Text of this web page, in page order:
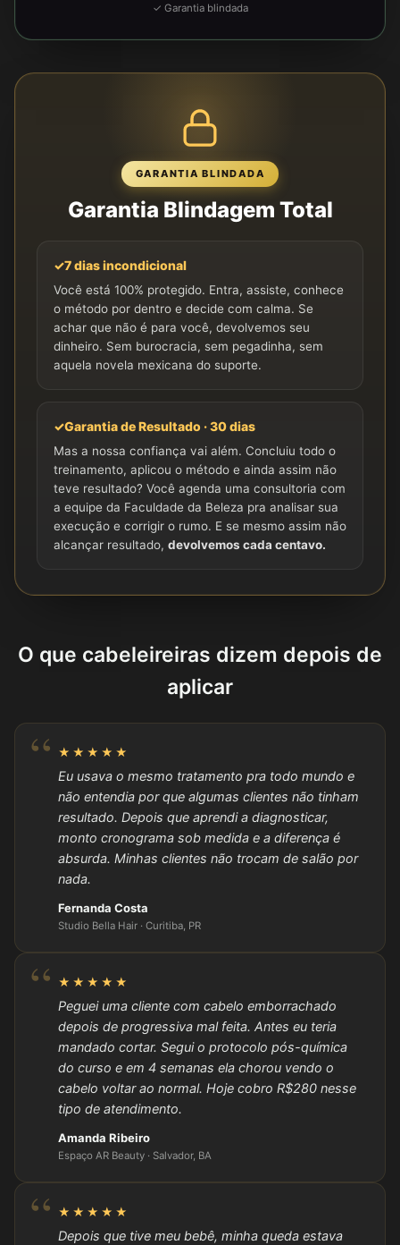
✓ Garantia blindada
GARANTIA BLINDADA
Garantia Blindagem Total
✓7 dias incondicional
Você está 100% protegido. Entra, assiste, conhece
o método por dentro e decide com calma. Se
achar que não é para você, devolvemos seu
dinheiro. Sem burocracia, sem pegadinha, sem
aquela novela mexicana do suporte.
✓Garantia de Resultado · 30 dias
Mas a nossa confiança vai além. Concluiu todo o
treinamento, aplicou o método e ainda assim não
teve resultado? Você agenda uma consultoria com
a equipe da Faculdade da Beleza pra analisar sua
execução e corrigir o rumo. E se mesmo assim não
alcançar resultado, devolvemos cada centavo.
O que cabeleireiras dizem depois de
aplicar
★★★★★
Eu usava o mesmo tratamento pra todo mundo e
não entendia por que algumas clientes não tinham
resultado. Depois que aprendi a diagnosticar,
monto cronograma sob medida e a diferença é
absurda. Minhas clientes não trocam de salão por
nada.
Fernanda Costa
Studio Bella Hair · Curitiba, PR
★★★★★
Peguei uma cliente com cabelo emborrachado
depois de progressiva mal feita. Antes eu teria
mandado cortar. Segui o protocolo pós-química
do curso e em 4 semanas ela chorou vendo o
cabelo voltar ao normal. Hoje cobro R$280 nesse
tipo de atendimento.
Amanda Ribeiro
Espaço AR Beauty · Salvador, BA
★★★★★
Depois que tive meu bebê, minha queda estava